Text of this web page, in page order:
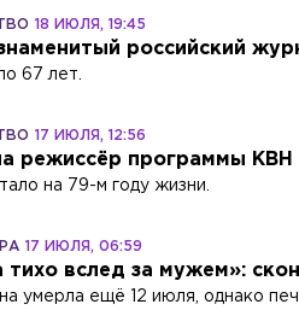
18 ИЮЛЯ, 19:45
российский
67 лет.
17 ИЮЛЯ, 12:56
режиссёр программы КВН
на 79-м году жизни.
17 ИЮЛЯ, 06:59
тихо вслед за мужем»:
умерла ещё 12 июля, однако